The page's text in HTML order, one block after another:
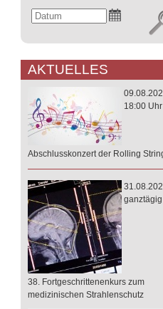
AKTUELLES
18:00 Uhr
Abschlusskonzert der Rolling
ganztägig
38. Fortgeschrittenenkurs zum
medizinischen Strahlenschutz